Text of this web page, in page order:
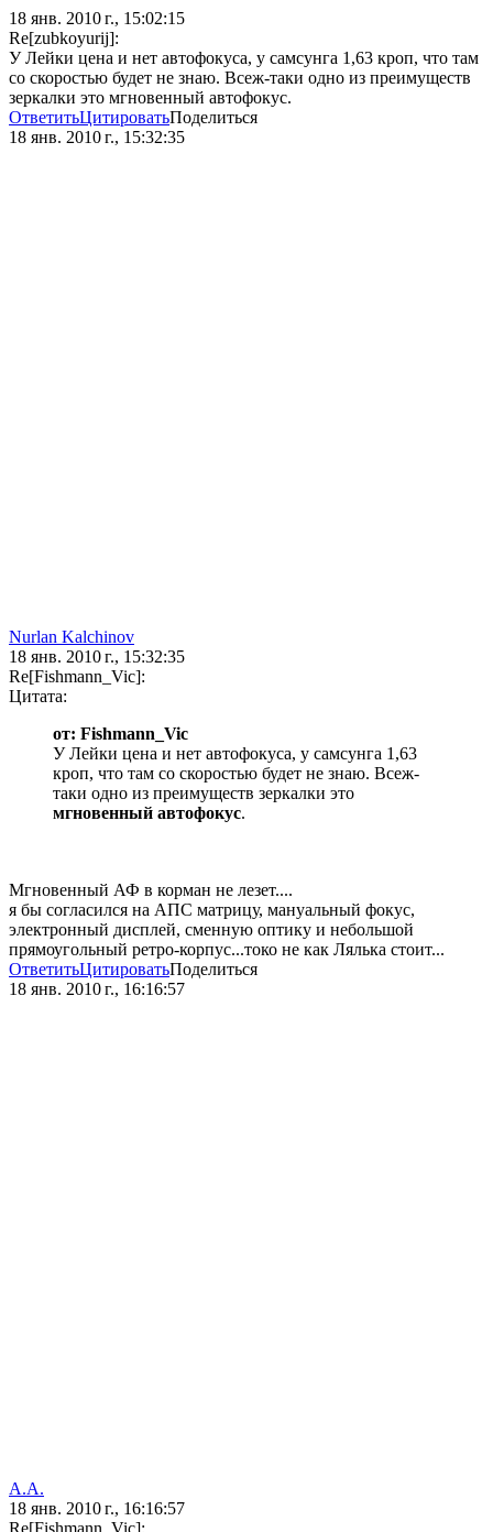
18 янв. 2010 г., 15:02:15
Re[zubkoyurij]:
У Лейки цена и нет автофокуса, у самсунга 1,63 кроп, что там
со скоростью будет не знаю. Всеж-таки одно из преимуществ
зеркалки это мгновенный автофокус.
ОтветитьЦитироватьПоделиться
18 янв. 2010 г., 15:32:35
Nurlan Kalchinov
18 янв. 2010 г., 15:32:35
Re[Fishmann_Vic]:
Цитата:
от: Fishmann_Vic
У Лейки цена и нет автофокуса, у самсунга 1,63
кроп, что там со скоростью будет не знаю. Всеж-
таки одно из преимуществ зеркалки это
мгновенный автофокус.
Мгновенный АФ в корман не лезет....
я бы согласился на АПС матрицу, мануальный фокус,
электронный дисплей, сменную оптику и небольшой
прямоугольный ретро-корпус...токо не как Лялька стоит...
ОтветитьЦитироватьПоделиться
18 янв. 2010 г., 16:16:57
А.А.
18 янв. 2010 г., 16:16:57